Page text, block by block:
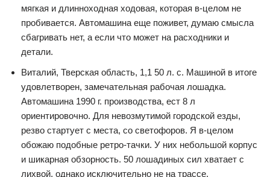
мягкая и длинноходная ходовая, которая в-целом не
пробивается. Автомашина еще поживет, думаю смысла
сбагривать нет, а если что может на расходники и
детали.
Виталий, Тверская область, 1,1 50 л. с. Машиной в итоге
удовлетворен, замечательная рабочая лошадка.
Автомашина 1990 г. производства, ест 8 л
ориентировочно. Для невозмутимой городской езды,
резво стартует с места, со светофоров. Я в-целом
обожаю подобные ретро-тачки. У них небольшой корпус
и шикарная обзорность. 50 лошадиных сил хватает с
лихвой, однако исключительно не на трассе.